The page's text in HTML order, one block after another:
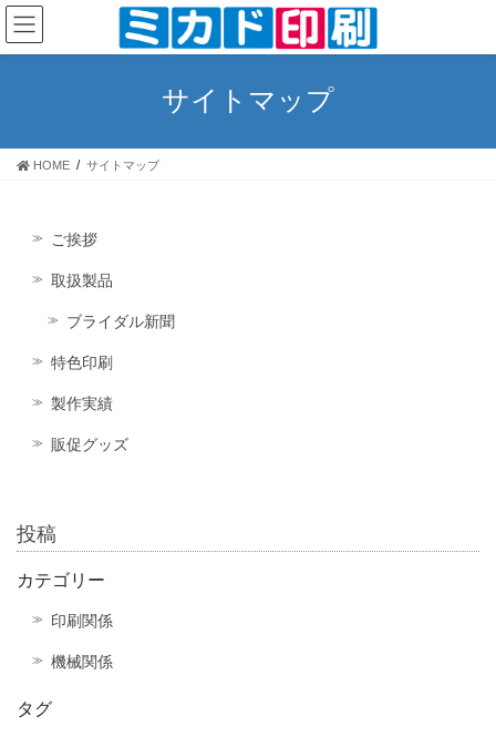
コ
ン
テ
ス
ナ
ビ
ゲ
ン
サイトマップ
HOME サイトマップ
ご挨拶
取扱製品
ブライダル新聞
特色印刷
製作実績
販促グッズ
投稿
カテゴリー
印刷関係
機械関係
タグ